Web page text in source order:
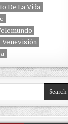
De La Vida
Venevisión